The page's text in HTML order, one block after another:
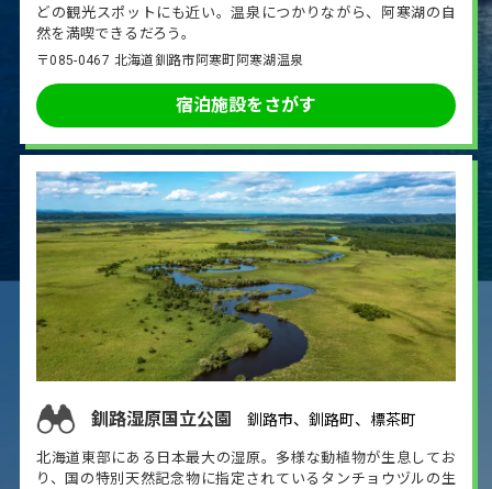
どの観光スポットにも近い。温泉につかりながら、阿寒湖の自
然を満喫できるだろう。
〒085-0467 北海道釧路市阿寒町阿寒湖温泉
宿泊施設をさがす
釧路湿原国立公園 釧路市、釧路町、標茶町
北海道東部にある日本最大の湿原。多様な動植物が生息してお
り、国の特別天然記念物に指定されているタンチョウヅルの生